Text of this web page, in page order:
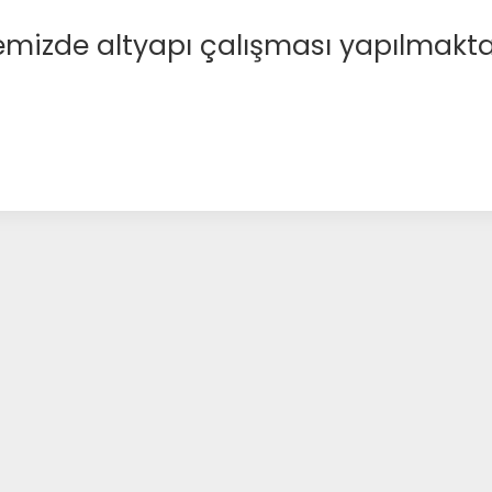
altyapı çalışması